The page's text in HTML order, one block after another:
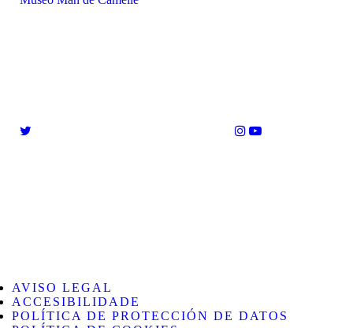
AVISO LEGAL
ACCESIBILIDADE
POLÍTICA DE PROTECCIÓN DE DATOS